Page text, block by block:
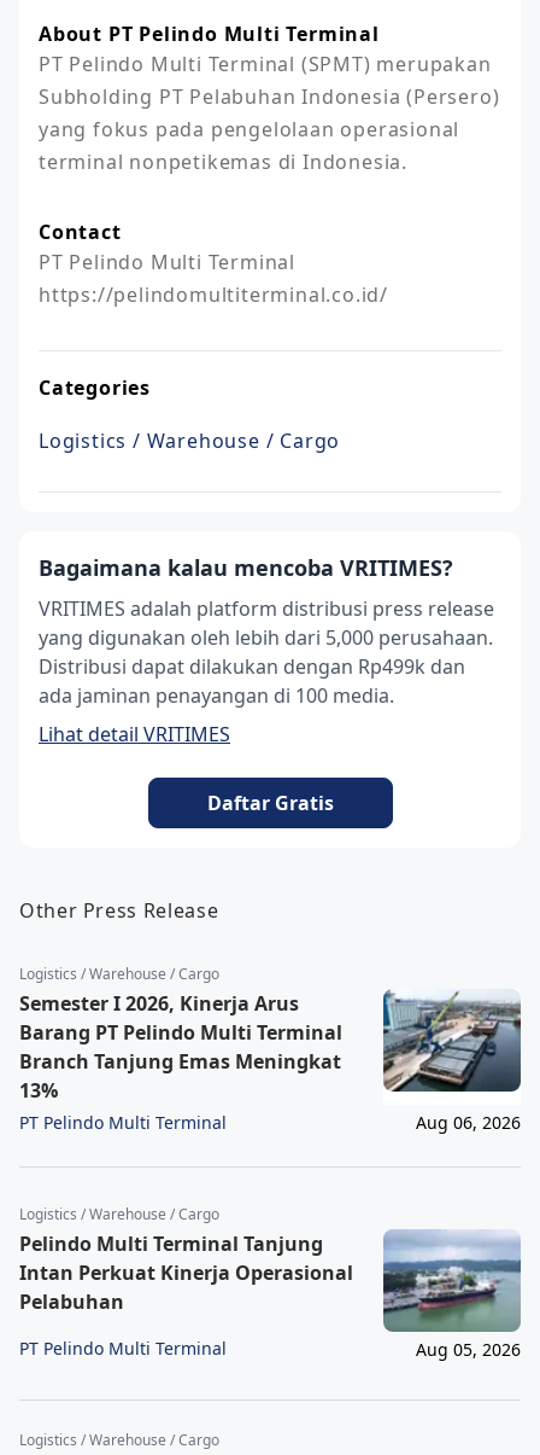
About PT Pelindo Multi Terminal
PT Pelindo Multi Terminal (SPMT) merupakan
Subholding PT Pelabuhan Indonesia (Persero)
yang fokus pada pengelolaan operasional
terminal nonpetikemas di Indonesia.
Contact
PT Pelindo Multi Terminal
https://pelindomultiterminal.co.id/
Categories
Logistics / Warehouse / Cargo
Bagaimana kalau mencoba VRITIMES?
VRITIMES adalah platform distribusi press release
yang digunakan oleh lebih dari 5,000 perusahaan.
Distribusi dapat dilakukan dengan Rp499k dan
ada jaminan penayangan di 100 media.
Lihat detail VRITIMES
Daftar Gratis
Other Press Release
Logistics / Warehouse / Cargo
Semester I 2026, Kinerja Arus
Barang PT Pelindo Multi Terminal
Branch Tanjung Emas Meningkat
13%
PT Pelindo Multi Terminal Aug 06, 2026
Logistics / Warehouse / Cargo
Pelindo Multi Terminal Tanjung
Intan Perkuat Kinerja Operasional
Pelabuhan
PT Pelindo Multi Terminal Aug 05, 2026
Logistics / Warehouse / Cargo